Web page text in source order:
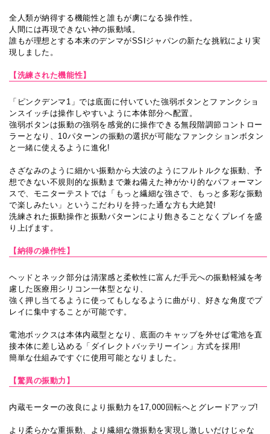
全人類が納得する機能性と誰もが虜になる操作性。
人間には再現できない神の振動域。
誰もが理想とする本来のデンマがSSIジャパンの新たな挑戦により実
現しました。
【洗練された機能性】
「ピンクデンマ1」では底面に付いていた強弱ボタンとファンクショ
ンスイッチは操作しやすいように本体部分へ配置。
強弱ボタンは振動の強弱を感覚的に操作できる無段階調節コントロー
ラーとなり、10パターンの振動の選択が可能なファンクションボタン
と一緒に使えるように進化!
さざなみのように細かい振動から大波のようにフルトルクな振動、予
想できない不規則的な振動まで兼ね備えた神がかり的なパフォーマン
スで、モニターテストでは「もっと繊細な強さで、もっと多彩な振動
で楽しみたい」というこだわりを持った通な方も大絶賛!
洗練された振動操作と振動パターンにより飽きることなくプレイを盛
り上げます。
【納得の操作性】
ヘッドとネック部分は清潔感と柔軟性に富んだ手元への振動軽減を考
慮した医療用シリコン一体型となり、
強く押し当てるように使ってもしなるように曲がり、好きな角度でプ
レイに集中することが可能です。
電池ボックスは本体内蔵型となり、底面のキャップを外せば電池を直
接本体に差し込める「ダイレクトバッテリーイン」方式を採用!
簡単な仕組みですぐに使用可能となりました。
【驚異の振動力】
内蔵モーターの改良により振動力を17,000回転へとグレードアップ!
より柔らかな重振動、より繊細な微振動を実現し激しいだけじゃな